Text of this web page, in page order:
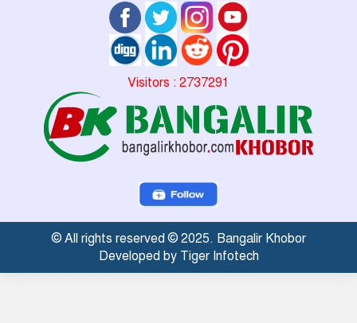
Visitors : 2737291
© All rights reserved © 2025. Bangalir Khobor
Developed by Tiger Infotech